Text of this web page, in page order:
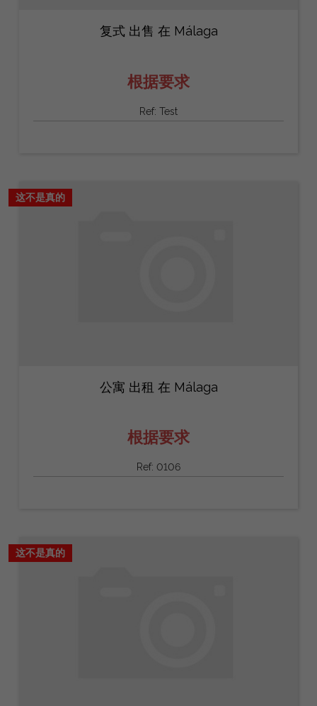
复式 出售 在 Málaga
根据要求
Ref: Test
这不是真的
公寓 出租 在 Málaga
根据要求
Ref: 0106
这不是真的